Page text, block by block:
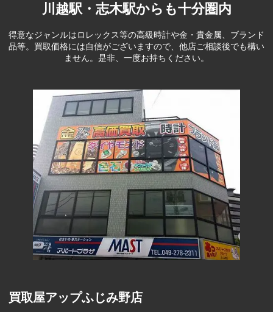
川越駅・志木駅からも十分圏内
得意なジャンルはロレックス等の高級時計や金・貴金属、ブランド
品等。 買取価格には自信がございますので、他店ご相談後でも構い
ません。是非、一度お持ちください。
買取屋アップふじみ野店